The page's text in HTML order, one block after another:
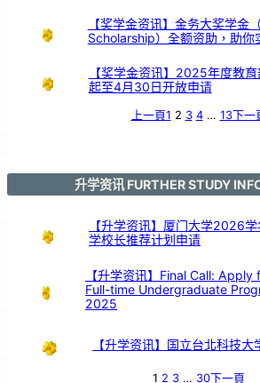
【奖学金资讯】金务大奖学金
Scholarship）全额资助，助你
【奖学金资讯】2025年度教
起至4月30日开放申请
上一頁1 2 3 4 … 13下一
升学资讯 FURTHER STUDY
【升学资讯】厦门大学2026
学校长推荐计划申请
【升学资讯】Final Call:
Full-time Undergraduate
2025
【升学资讯】国立台北科技
1 2 3 … 30下一頁